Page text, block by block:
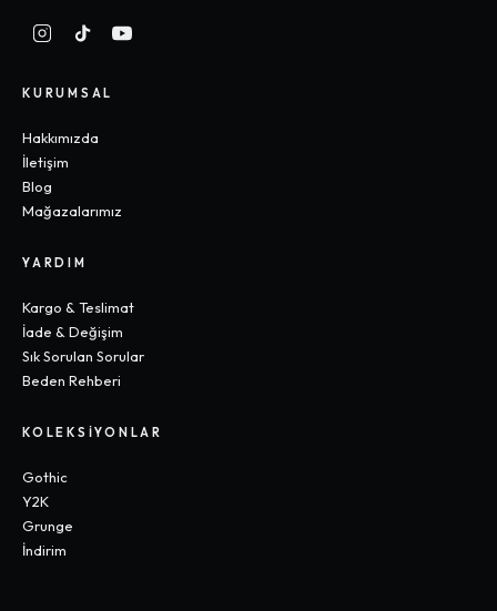
KURUMSAL
Hakkımızda
İletişim
Blog
Mağazalarımız
YARDIM
Kargo & Teslimat
İade & Değişim
Sık Sorulan Sorular
Beden Rehberi
KOLEKSIYONLAR
Gothic
Y2K
Grunge
İndirim